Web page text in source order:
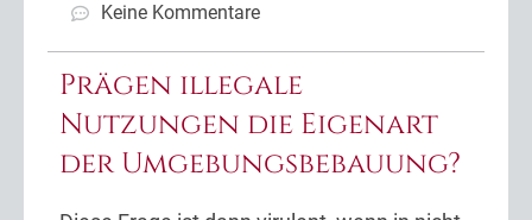
Keine Kommentare
Prägen illegale
Nutzungen die Eigenart
der Umgebungsbebauung?